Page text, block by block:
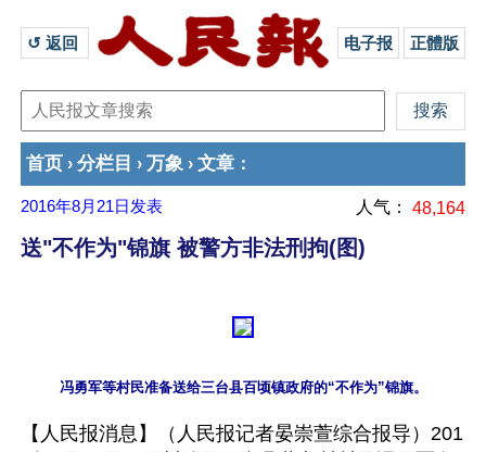
↺ 返回 电子报 正體版
首页 › 分栏目 › 万象 › 文章 ：
2016年8月21日 发表 人气： 48,164
送"不作为"锦旗 被警方非法刑拘(图)
【人民报消息】（人民报记者晏崇萱综合报导）201